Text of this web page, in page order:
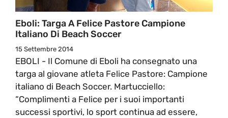
Eboli: Targa A Felice Pastore Campione
Italiano Di Beach Soccer
15 Settembre 2014
EBOLI - Il Comune di Eboli ha consegnato una
targa al giovane atleta Felice Pastore: Campione
italiano di Beach Soccer. Martucciello:
“Complimenti a Felice per i suoi importanti
successi sportivi, lo sport continua ad essere,